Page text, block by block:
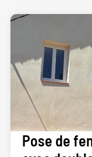
Pose de